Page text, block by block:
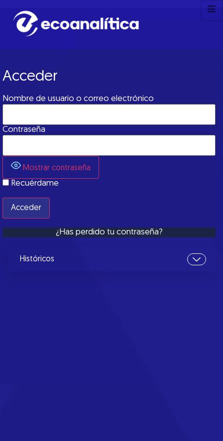
Acceder
Nombre de usuario o correo electrónico
Contraseña
Mostrar contraseña
Recuérdame
¿Has perdido tu contraseña?
Históricos